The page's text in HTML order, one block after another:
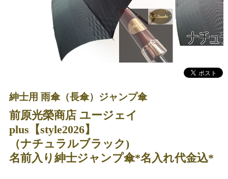
紳士用 雨傘（長傘）ジャンプ傘
前原光榮商店 ユージェイ
plus【style2026】
（ナチュラルブラック)
名前入り紳士ジャンプ傘*名入れ代金込*